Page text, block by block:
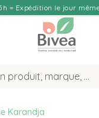
= Expédition le jour
Karandja